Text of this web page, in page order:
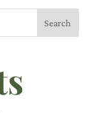
Search